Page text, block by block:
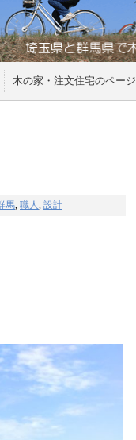
木の家・注文住宅のページ
馬, 職人, 設計